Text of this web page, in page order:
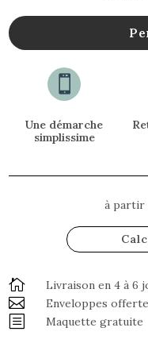

Une démarche
simplissime
à partir
 Livraison en 4 à 6
 Enveloppes
b Maquette gratuite